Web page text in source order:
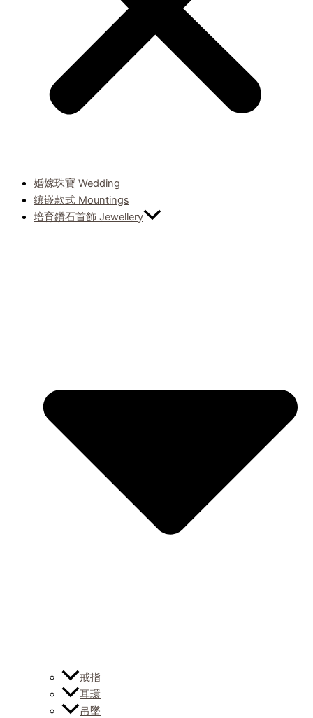
婚嫁珠寶 Wedding
鑲嵌款式 Mountings
培育鑽石首飾 Jewellery
戒指
耳環
吊墜